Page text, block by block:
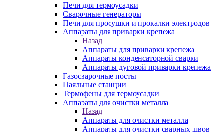
Печи для термоусадки
Сварочные генераторы
Печи для просушки и прокалки электродов
Аппараты для приварки крепежа
Назад
Аппараты для приварки крепежа
Аппараты конденсаторной сварки
Аппараты дуговой приварки крепежа
Газосварочные посты
Паяльные станции
Термофены для термоусадки
Аппараты для очистки металла
Назад
Аппараты для очистки металла
Аппараты для очистки сварных швов